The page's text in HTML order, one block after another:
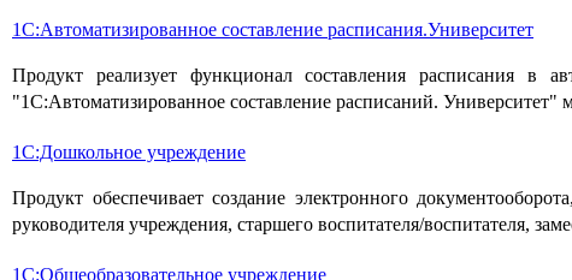
1С:Автоматизированное составление расписания.Университет
Продукт реализует функционал составления расписания
"1С:Автоматизированное составление расписаний. Университет"
1С:Дошкольное учреждение
Продукт обеспечивает создание электронного
руководителя учреждения, старшего воспитателя/воспитателя,
1С:Общеобразовательное учреждение